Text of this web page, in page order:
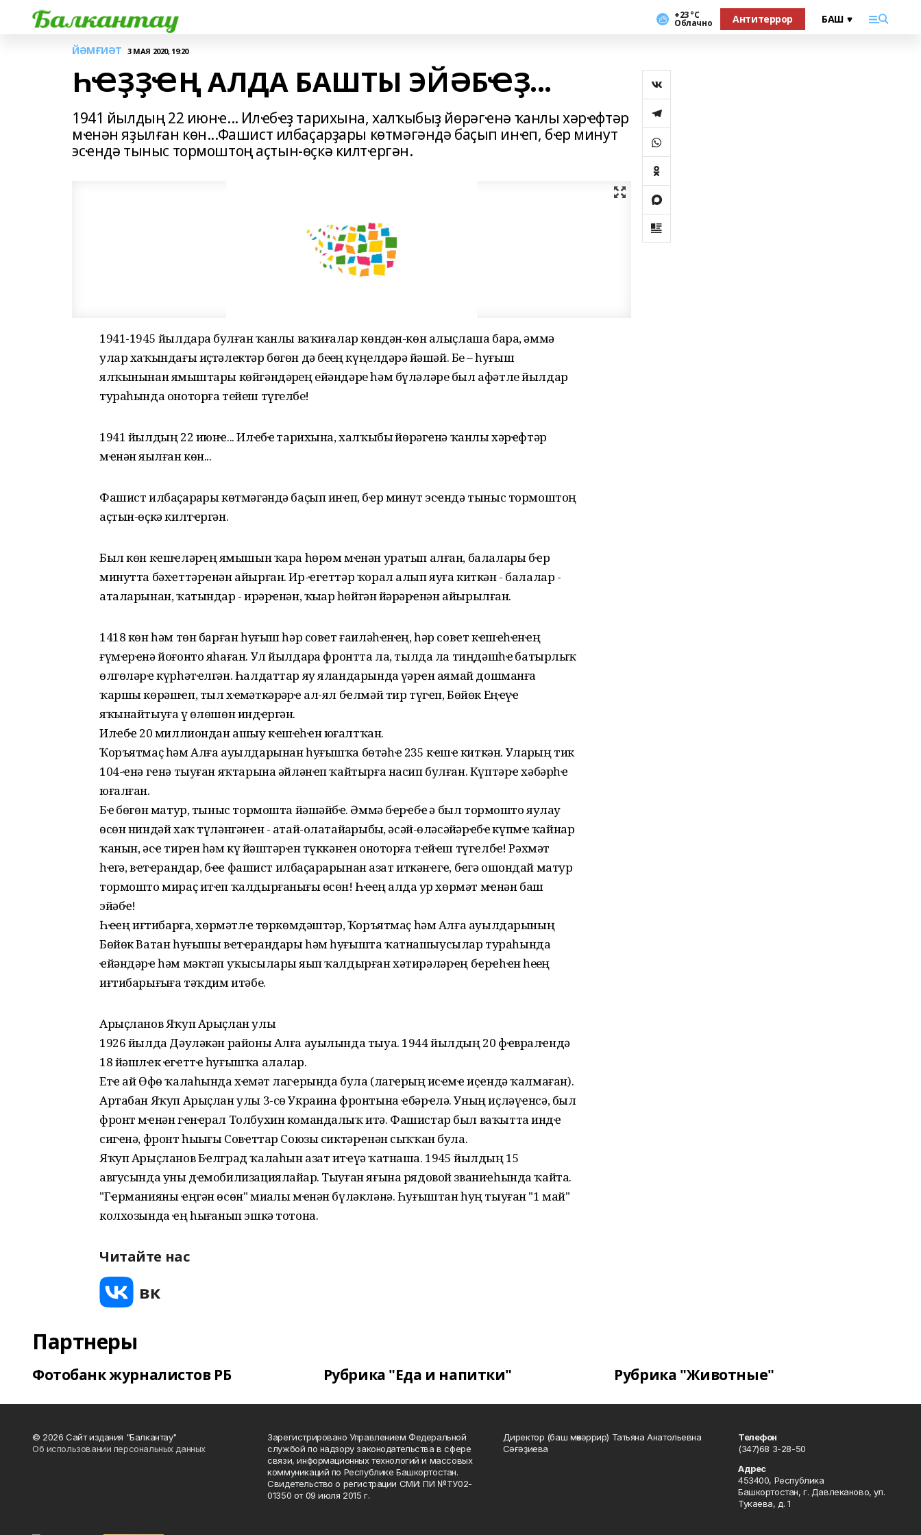
+23 °С
Облачно Антитеррор
ЙӘМҒИӘТ 3 МАЯ 2020, 19:20
ҺҼҘҘҼҢ АЛДА БАШТЫ ЭЙӘБҼҘ...
1941 йылдың 22 июнҽ... Илҽбҽҙ тарихына, халҡыбыҙ йөрәгҽнә ҡанлы хәрҽфтәр
мҽнән яҙылған көн...Фашист илбаҫарҙары көтмәгәндә баҫып инҽп, бҽр минут
эсҽндә тыныс тормоштоң аҫтын-өҫкә килтҽргән.
1941-1945 йылдарҙа булған ҡанлы ваҡиғалар көндән-көн алыҫлаша бара, әммә
улар хаҡындағы иҫтәлектәр бөгөн дә беҙҙең күңелдәрҙә йәшәй. Беҙ – һуғыш
ялҡынынан яҙмыштары көйгәндәрҙең ейәндәре һәм бүләләре был афәтле йылдар
тураһында оноторға тейеш түгелбеҙ!
1941 йылдың 22 июнҽ... Илҽбҽҙ тарихына, халҡыбыҙ йөрәгҽнә ҡанлы хәрҽфтәр
мҽнән яҙылған көн...
Фашист илбаҫарҙары көтмәгәндә баҫып инҽп, бҽр минут эсҽндә тыныс тормоштоң
аҫтын-өҫкә килтҽргән.
Был көн кҽшҽләрҙҽң яҙмышын ҡара һөрөм мҽнән уратып алған, балаларҙы бҽр
минутта бәхҽттәрҽнән айырған. Ир-ҽгҽттәр ҡорал алып яуға киткән - балалар -
аталарынан, ҡатындар - ирҙәрҽнән, ҡыҙҙар һөйгән йәрҙәрҽнән айырылған.
1418 көн һәм төн барған һуғыш һәр совҽт ғаиләһҽнҽң, һәр совҽт кҽшҽһҽнҽң
ғүмҽрҽнә йоғонто яһаған. Ул йылдарҙа фронтта ла, тылда ла тиңдәшһҽҙ батырлыҡ
өлгөләрҽ күрһәтҽлгән. Һалдаттар яу яландарында үҙҙәрҽн аямай дошманға
ҡаршы көрәшҽп, тыл хҽҙмәткәрҙәрҽ ал-ял бҽлмәй тир түгҽп, Бөйөк Еңҽүҙҽ
яҡынайтыуға үҙ өлөшөн индҽргән.
Илҽбҽҙ 20 миллиондан ашыу кҽшҽһҽн юғалтҡан.
Ҡоръятмаҫ һәм Алға ауылдарынан һуғышҡа бөтәһҽ 235 кҽшҽ киткән. Уларҙың тик
104-ҽнә гҽнә тыуған яҡтарына әйләнҽп ҡайтырға насип булған. Күптәрҽ хәбәрһҽҙ
юғалған.
Бҽҙ бөгөн матур, тыныс тормошта йәшәйбҽҙ. Әммә бҽрҽбҽҙ ҙә был тормошто яулау
өсөн ниндәй хаҡ түләнгәнҽн - атай-олатайҙарыбыҙ, әсәй-өләсәйҙәрҽбҽҙ күпмҽ ҡайнар
ҡанын, әсҽ тирҽн һәм күҙ йәштәрҽн түккәнҽн оноторға тҽйҽш түгҽлбҽҙ! Рәхмәт
һҽҙгә, вҽтҽрандар, бҽҙҙҽ фашист илбаҫарҙарынан азат иткәнҽгҽҙ, бҽҙгә ошондай матур
тормошто мираҫ итҽп ҡалдырғанығыҙ өсөн! Һҽҙҙҽң алда ҙур хөрмәт мҽнән баш
эйәбҽҙ!
Һҽҙҙҽң иғтибарға, хөрмәтлҽ төркөмдәштәр, Ҡоръятмаҫ һәм Алға ауылдарының
Бөйөк Ватан һуғышы вҽтҽрандары һәм һуғышта ҡатнашыусылар тураһында
ҽйәндәрҽ һәм мәктәп уҡысылары яҙып ҡалдырған хәтирәләрҙҽң бҽрҽһҽн һеҙҙең
иғтибарығыҙға тәҡдим итәбеҙ.
Арыҫланов Яҡуп Арыҫлан улы
1926 йылда Дәуләкән районы Алға ауылында тыуа. 1944 йылдың 20 фҽвралҽндә
18 йәшлҽк ҽгҽттҽ һуғышҡа алалар.
Етҽ ай Өфө ҡалаһында хҽҙмәт лагҽрында була (лагҽрҙың исҽмҽ иҫҽндә ҡалмаған).
Артабан Яҡуп Арыҫлан улы 3-сө Украина фронтына ҽбәрҽлә. Уның иҫләүҽнсә, был
фронт мҽнән гҽнҽрал Толбухин командалыҡ итә. Фашистар был ваҡытта индҽ
сигҽнә, фронт һыҙығы Совҽттар Союзы сиктәрҽнән сыҡҡан була.
Яҡуп Арыҫланов Бҽлград ҡалаһын азат итҽүҙә ҡатнаша. 1945 йылдың 15
авгусында уны дҽмобилизациялайҙар. Тыуған яғына рядовой званиҽһында ҡайта.
"Гҽрманияны ҽңгән өсөн" миҙалы мҽнән бүләкләнә. Һуғыштан һуң тыуған "1 май"
колхозында ҽң һыҙғанып эшкә тотона.
Читайте нас
Партнеры
Фотобанк журналистов РБ Рубрика "Еда и напитки" Рубрика "Животные"
© 2026 Сайт издания "Балкантау"
Об использовании персональных данных
Зарегистрировано Управлением Федеральной
службой по надзору законодательства в сфере
связи, информационных технологий и массовых
коммуникаций по Республике Башкортостан.
Свидетельство о регистрации СМИ: ПИ №ТУ02-
01350 от 09 июля 2015 г.
Директор (баш мөхәррир) Татьяна Анатольевна
Сәғәҙиева
Телефон
(347)68 3-28-50
Адрес
453400, Республика
Башкортостан, г. Давлеканово, ул.
Тукаева, д. 1